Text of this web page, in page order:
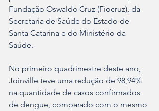
Fundação Oswaldo Cruz (Fiocruz), da
Secretaria de Saúde do Estado de
Santa Catarina e do Ministério da
Saúde.
No primeiro quadrimestre deste ano,
Joinville teve uma redução de 98,94%
na quantidade de casos confirmados
de dengue, comparado com o mesmo